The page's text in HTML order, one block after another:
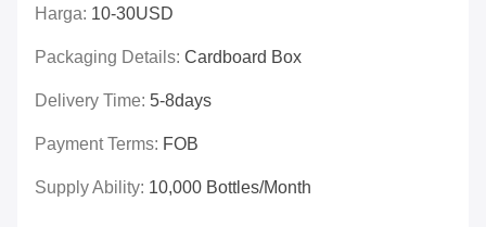
Harga: 10-30USD
Packaging Details: Cardboard Box
Delivery Time: 5-8days
Payment Terms: FOB
Supply Ability: 10,000 Bottles/month